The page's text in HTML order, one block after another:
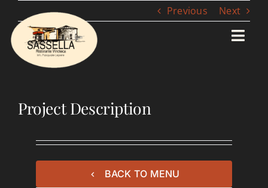
content
Previous Next
View
Project Description
BACK TO MENU